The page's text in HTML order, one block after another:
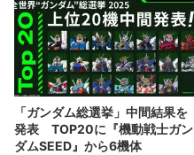
「ガンダム総選挙」中間結果を
発表 TOP20に『機動戦士ガン
ダムSEED』から6機体